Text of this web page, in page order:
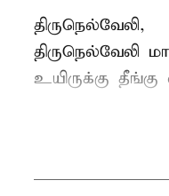
திருநெல்வேலி,
திருநெல்வேலி
உயிருக்கு தீங்கு